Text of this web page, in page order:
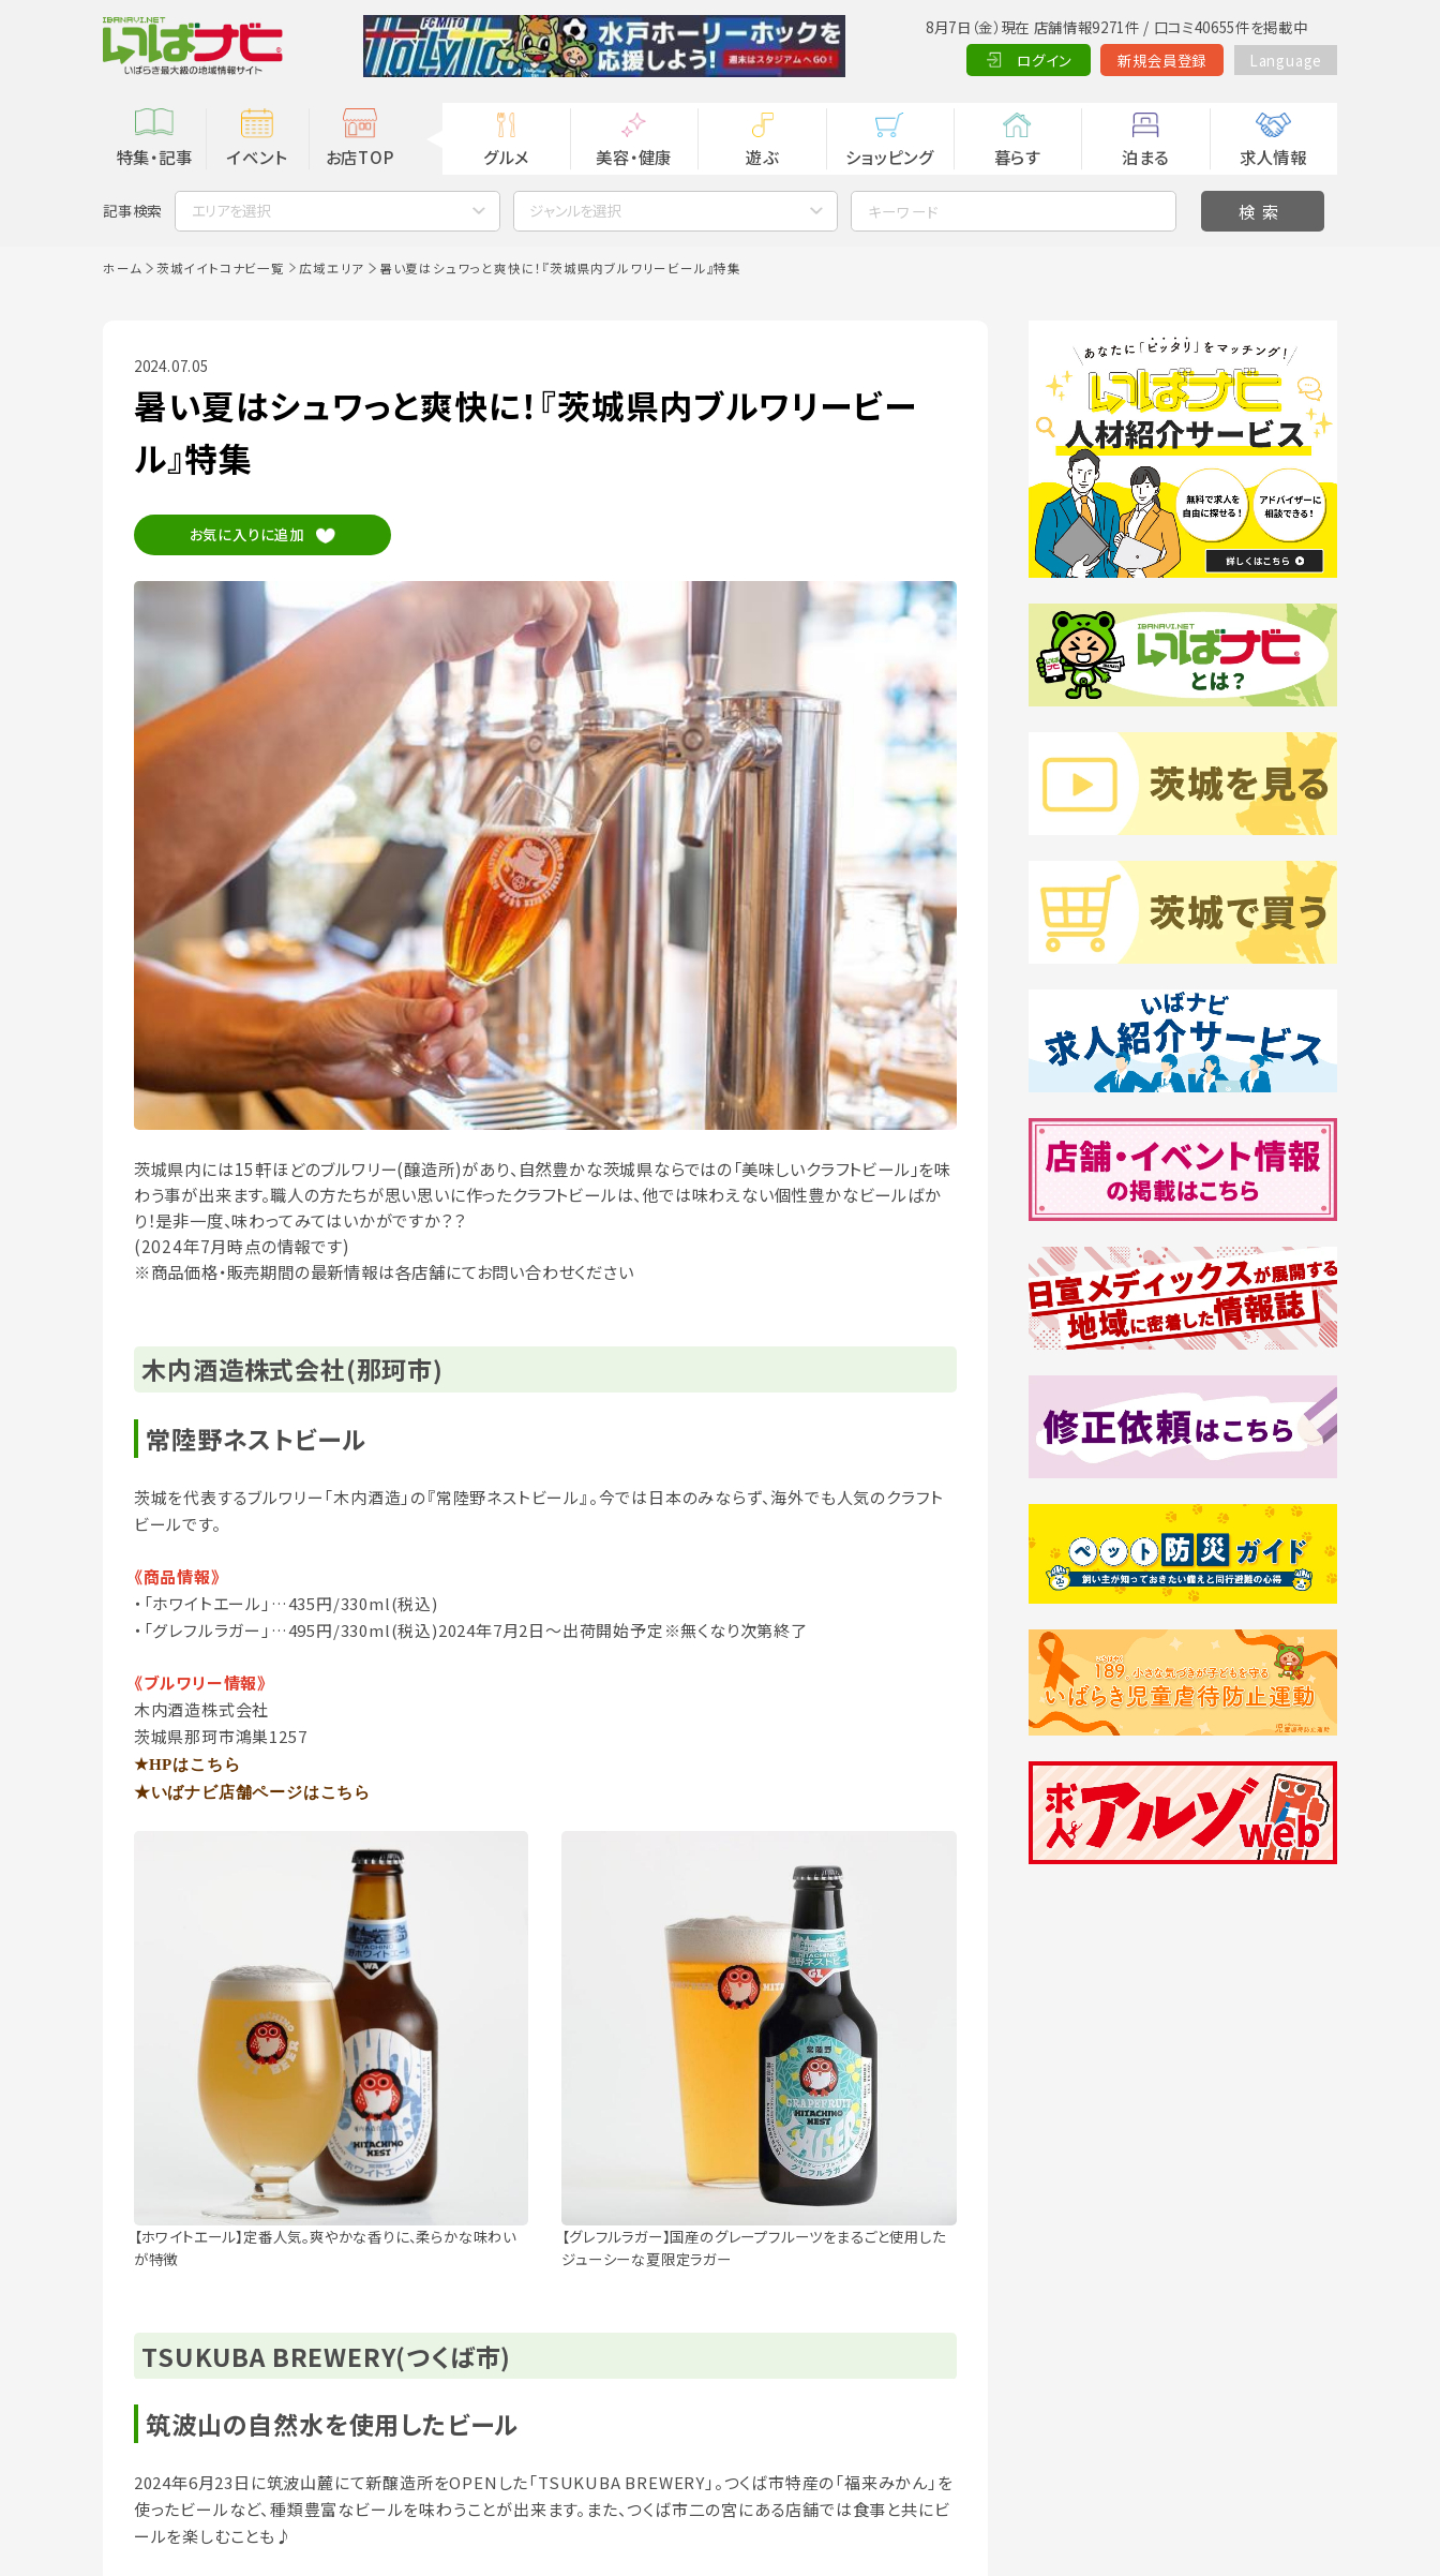
8月7日（金）現在 店舗情報9271件 / 口コミ40655件を掲載中
ログイン
新規会員登録 Language
特集・記事 イベント お店TOP グルメ 美容・健康 遊ぶ ショッピング 暮らす 泊まる 求人情報
記事検索 エリアを選択 ジャンルを選択
ホーム 茨城イイトコナビ一覧 広域エリア 暑い夏はシュワっと爽快に！『茨城県内ブルワリービール』特集
2024.07.05
暑い夏はシュワっと爽快に！『茨城県内ブルワリービー
ル』特集
お気に入りに追加
茨城県内には15軒ほどのブルワリー(醸造所)があり、自然豊かな茨城県ならではの「美味しいクラフトビール」を味
わう事が出来ます。職人の方たちが思い思いに作ったクラフトビールは、他では味わえない個性豊かなビールばか
り！是非一度、味わってみてはいかがですか？？
(2024年7月時点の情報です)
※商品価格・販売期間の最新情報は各店舗にてお問い合わせください
木内酒造株式会社(那珂市)
常陸野ネストビール
茨城を代表するブルワリー「木内酒造」の『常陸野ネストビール』。今では日本のみならず、海外でも人気のクラフト
ビールです。
《商品情報》
・「ホワイトエール」…435円/330ml(税込)
・「グレフルラガー」…495円/330ml(税込)2024年7月2日～出荷開始予定※無くなり次第終了
《ブルワリー情報》
木内酒造株式会社
茨城県那珂市鴻巣1257
★HPはこちら
★いばナビ店舗ページはこちら
【ホワイトエール】定番人気。爽やかな香りに、柔らかな味わい
が特徴
【グレフルラガー】国産のグレープフルーツをまるごと使用した
ジューシーな夏限定ラガー
TSUKUBA BREWERY(つくば市)
筑波山の自然水を使用したビール
2024年6月23日に筑波山麓にて新醸造所をOPENした「TSUKUBA BREWERY」。つくば市特産の「福来みかん」を
使ったビールなど、種類豊富なビールを味わうことが出来ます。また、つくば市二の宮にある店舗では食事と共にビ
ールを楽しむことも♪